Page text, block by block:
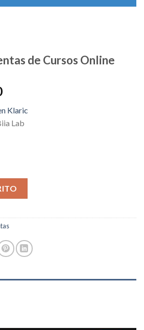
de Cursos Online
Current
is:
$6.00.
Klaric
Lab